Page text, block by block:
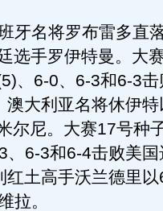
名将罗布雷多直
选手罗伊特曼。大
、6-0、6-3和6-3
澳大利亚名将休伊
尔尼。大赛17号种
、6-3和6-4击败美
红土高手沃兰德里
拉。